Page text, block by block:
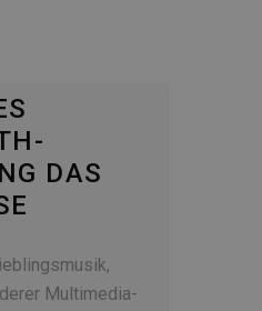
DAS
Multimedia-